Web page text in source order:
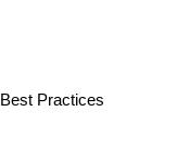
Practices